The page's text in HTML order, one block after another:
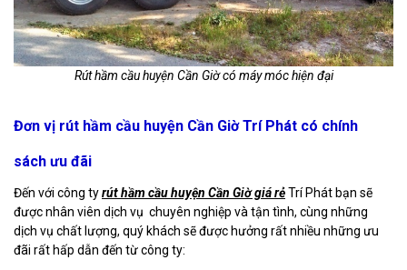
Rút hầm cầu huyện Cần Giờ có máy móc hiện đại
Đơn vị rút hầm cầu huyện Cần Giờ Trí Phát có chính
sách ưu đãi
Đến với công tyrút hầm cầu huyện Cần Giờ giá rẻTrí Phát bạn sẽ
được nhân viên dịch vụ chuyên nghiệp và tận tình, cùng những
dịch vụ chất lượng, quý khách sẽ được hưởng rất nhiều những ưu
đãi rất hấp dẫn đến từ công ty: